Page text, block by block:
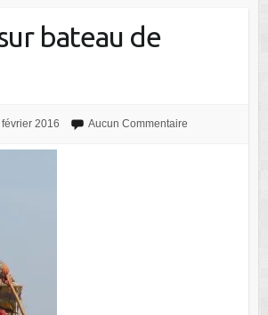
bateau de
2016 Aucun Commentaire